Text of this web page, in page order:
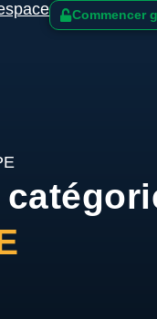
Commencer